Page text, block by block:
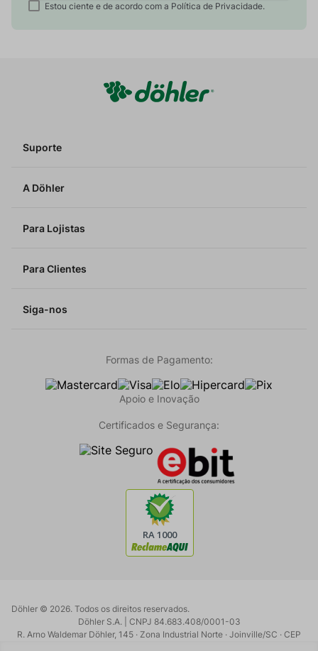
Estou ciente e de acordo com a Política de Privacidade.
Suporte
A Döhler
Para Lojistas
Para Clientes
Siga-nos
Formas de Pagamento:
Apoio e Inovação
Certificados e Segurança:
Döhler © 2026. Todos os direitos reservados.
Döhler S.A. | CNPJ 84.683.408/0001-03
R. Arno Waldemar Döhler, 145 · Zona Industrial Norte · Joinville/SC · CEP